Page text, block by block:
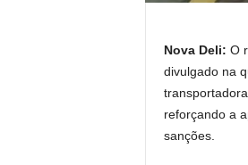
Nova Deli: O
divulgado na
reforçando a
sanções.